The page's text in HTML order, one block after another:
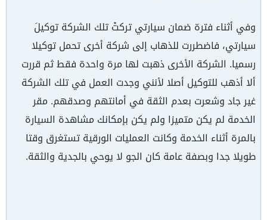
وفي أثناء فترة ضمان سيارتي تركتْ تلك الشركة توكيلَ
سيارتي، فاضطررت للذهاب إلى شركة أخرى تحمل توكيلا
رسميا. الشركة الأخرى ذهبت لها مرة واحدة فقط ثم قررت
ألا أذهب للتوكيل أصلا لأنني وجدت العمل في تلك الشركة
غير جاد وشعرت بعدم الثقة في أمانتهم وصدقهم. مقر
الخدمة لم يكن متميزا ولم يكن بإمكانك مشاهدة السيارة
بالمرة أثناء الخدمة وكانت العمليات الورقية تستغرق وقتا
طويلا جدا وبصفة عامة كان الجو لا يوحي بالجدية والثقة.